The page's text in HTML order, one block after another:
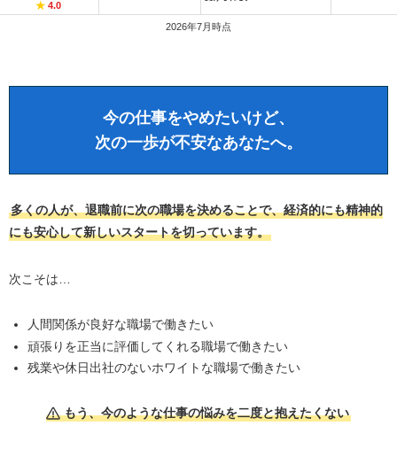
★ 4.0
2026年7月時点
今の仕事をやめたいけど、
次の一歩が不安なあなたへ。
多くの人が、退職前に次の職場を決めることで、経済的にも精神的
にも安心して新しいスタートを切っています。
次こそは…
人間関係が良好な職場で働きたい
頑張りを正当に評価してくれる職場で働きたい
残業や休日出社のないホワイトな職場で働きたい
もう、今のような仕事の悩みを二度と抱えたくない